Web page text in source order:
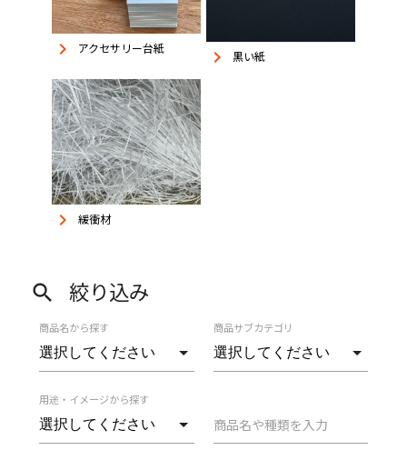
keyboard_arrow_right アクセサリー台紙 keyboard_arrow_right 黒い紙
keyboard_arrow_right 緩衝材
search 絞り込み
商品名から探す 商品サブカテゴリ
用途・イメージから探す
商品名や種類を入力